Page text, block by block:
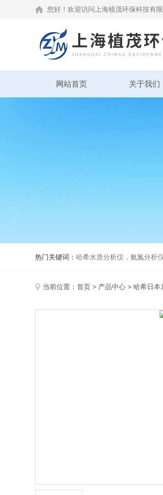
您好！欢迎访问上海植茂环保科技有限
网站首页 关于我们
热门关键词： 哈希水质分析仪，氨氮分析
当前位置： 首页 > 产品中心 > 哈希日本